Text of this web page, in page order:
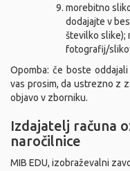
morebitno
dodajajte v
številko slike);
fotografij/
Opomba: če boste
vas prosim, da ustrezno z
objavo v zborniku.
Izdajatelj računa
naročilnice
MIB EDU, izobraževalni